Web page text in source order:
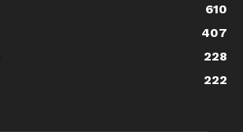
610
407
228
222